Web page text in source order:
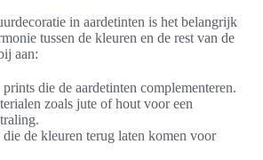
in aardetinten is het belangrijk
tussen de kleuren en de rest van de
aan:
die de aardetinten complementeren.
zoals jute of hout voor een
de kleuren terug laten komen voor